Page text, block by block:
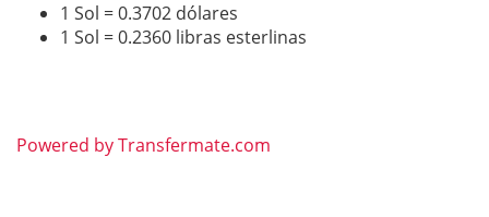
1 Sol = 0.3702 dólares
1 Sol = 0.2360 libras esterlinas
Powered by Transfermate.com